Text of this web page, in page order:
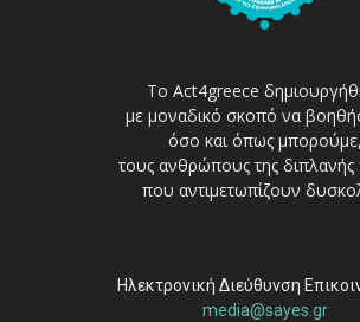
Το Act4greece
με μοναδικό σκοπό να
όσο και όπως μπορούμε,
τους ανθρώπους της διπλανής
που αντιμετωπίζουν
Ηλεκτρονική Διεύθυνση
media@sayes.gr